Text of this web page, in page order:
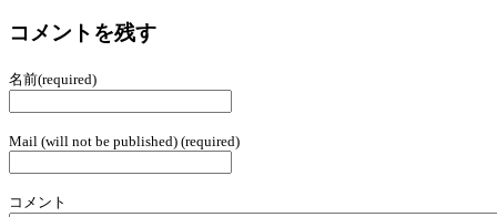
コメントを残す
名前(required)
Mail (will not be published) (required)
コメント